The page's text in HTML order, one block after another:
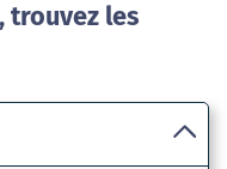
trouvez les